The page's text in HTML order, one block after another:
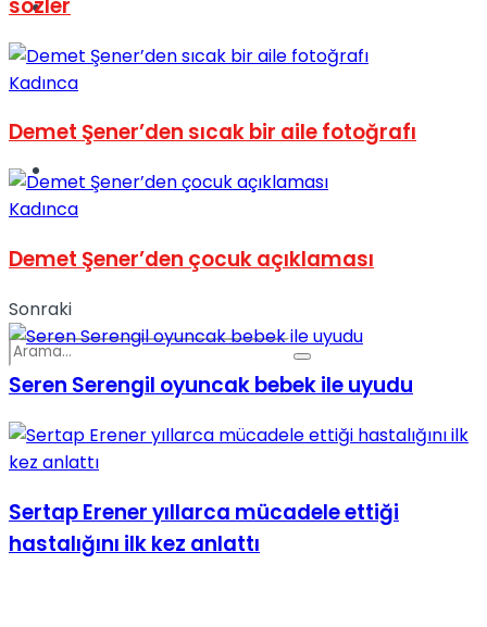
Spor
Podcast
No Result
sözler
Kadınca
Demet Şener’den sıcak bir aile fotoğrafı
Kadınca
Demet Şener’den çocuk açıklaması
Sonraki
Seren Serengil oyuncak bebek ile uyudu
Sertap Erener yıllarca mücadele ettiği
hastalığını ilk kez anlattı